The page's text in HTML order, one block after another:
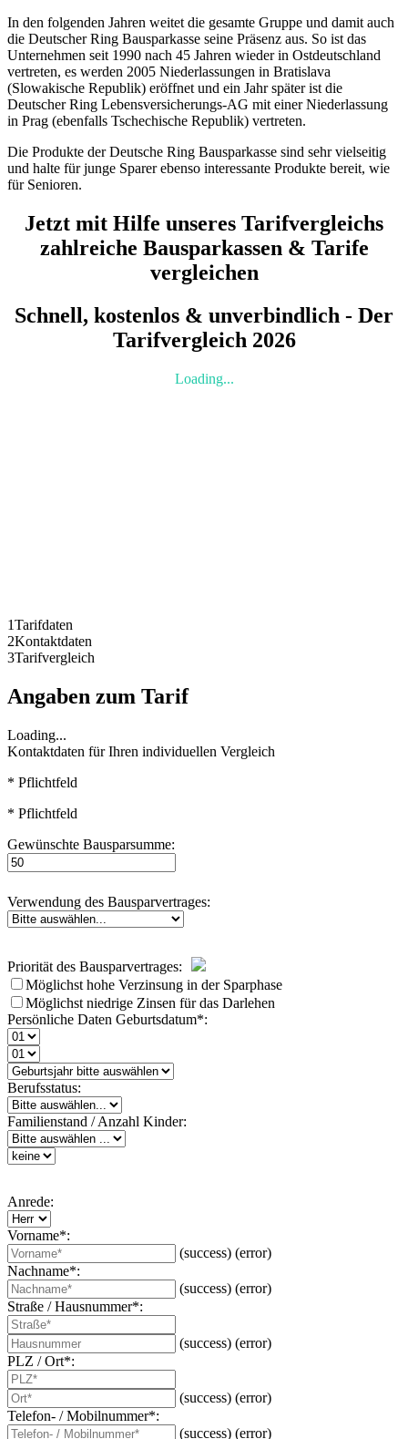
In den folgenden Jahren weitet die gesamte Gruppe und damit auch
die Deutscher Ring Bausparkasse seine Präsenz aus. So ist das
Unternehmen seit 1990 nach 45 Jahren wieder in Ostdeutschland
vertreten, es werden 2005 Niederlassungen in Bratislava
(Slowakische Republik) eröffnet und ein Jahr später ist die
Deutscher Ring Lebensversicherungs-AG mit einer Niederlassung
in Prag (ebenfalls Tschechische Republik) vertreten.
Die Produkte der Deutsche Ring Bausparkasse sind sehr vielseitig
und halte für junge Sparer ebenso interessante Produkte bereit, wie
für Senioren.
Jetzt mit Hilfe unseres Tarifvergleichs
zahlreiche Bausparkassen & Tarife
vergleichen
Schnell, kostenlos & unverbindlich - Der
Tarifvergleich 2026
Loading...
1Tarifdaten
2Kontaktdaten
3Tarifvergleich
Angaben zum Tarif
Loading...
Kontaktdaten für Ihren individuellen Vergleich
* Pflichtfeld
* Pflichtfeld
Gewünschte Bausparsumme:
Verwendung des Bausparvertrages:
Priorität des Bausparvertrages:
Möglichst hohe Verzinsung in der Sparphase
Möglichst niedrige Zinsen für das Darlehen
Persönliche Daten Geburtsdatum*:
Berufsstatus:
Familienstand / Anzahl Kinder:
Anrede:
Vorname*:
(success) (error)
Nachname*:
(success) (error)
Straße / Hausnummer*:
(success) (error)
PLZ / Ort*:
(success) (error)
Telefon- / Mobilnummer*:
(success) (error)